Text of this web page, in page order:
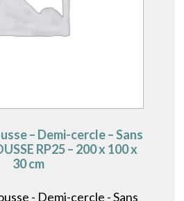
– Demi-cercle – Sans
RP25 – 200 x 100 x
30 cm
- Demi-cercle - Sans